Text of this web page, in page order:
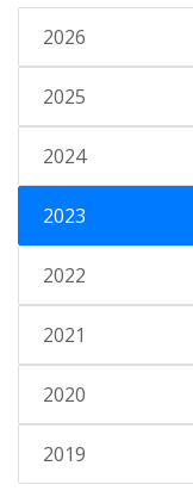
2026
2025
2024
2023
2022
2021
2020
2019